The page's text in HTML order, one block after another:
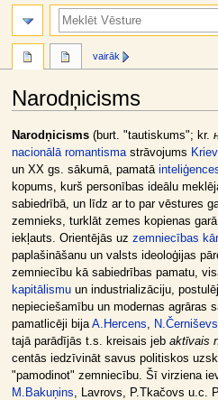
Narodņicisms
Jump
to
navigation
Jump
to
search
Narodņicisms(burt. "tautiskums"; kr.
nacionālā romantismastrāvojums
un XX gs. sākumā, pamatā
kopums, kurš personības ideālu
sabiedrībā, un līdz ar to par vēstures
zemnieks, turklāt zemes kopienas
iekļauts. Orientējās uz zemniecības
paplašināšanu un valsts ideoloģijas
zemniecību kā sabiedrības pamatu,
kapitālismuun industrializāciju,
nepieciešamību un modernas agrāras
pamatlicēji bija A.Hercens
tajā parādījās t.s. kreisais jeb aktīvais
centās iedzīvināt savus politiskos
"pamodinot" zemniecību. Šī virziena
M.Bakuņins , Lavrovs, P.Tkačovs u.c.
vairāk
meklēt